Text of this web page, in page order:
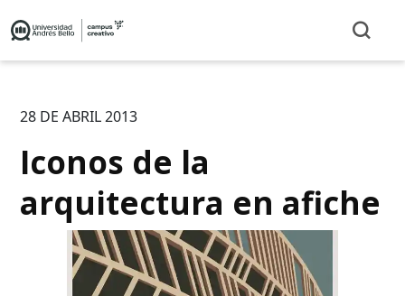
28 DE ABRIL 2013
Iconos de la
arquitectura en afiche